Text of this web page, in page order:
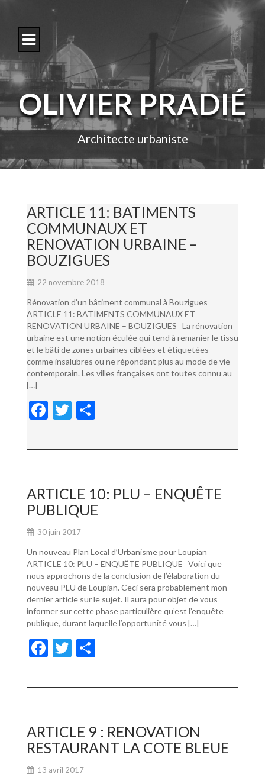
o
c
n
e
OLIVIER PRADIÉ
Architecte urbaniste
ARTICLE 11: BATIMENTS
COMMUNAUX ET
RENOVATION URBAINE –
BOUZIGUES
22 novembre 2018
Rénovation d’un bâtiment communal à Bouzigues
ARTICLE 11: BATIMENTS COMMUNAUX ET
RENOVATION URBAINE – BOUZIGUES La rénovation
urbaine est une notion éculée qui tend à remanier le tissu
et le bâti de zones urbaines ciblées et étiquetées
comme insalubres ou ne répondant plus au mode de vie
contemporain. Les villes françaises ont toutes connu au
[…]
F
e
o
o
k
T
itt ta
er
ARTICLE 10: PLU – ENQUÊTE
PUBLIQUE
30 juin 2017
Un nouveau Plan Local d’Urbanisme pour Loupian
ARTICLE 10: PLU – ENQUÊTE PUBLIQUE Voici que
nous approchons de la conclusion de l’élaboration du
nouveau PLU de Loupian. Ceci sera probablement mon
dernier article sur le sujet. Il aura pour objet de vous
informer sur cette phase particulière qu’est l’enquête
publique, durant laquelle l’opportunité vous […]
F
e
o
o
k
T
itt ta
er
ARTICLE 9 : RENOVATION
RESTAURANT LA COTE BLEUE
13 avril 2017